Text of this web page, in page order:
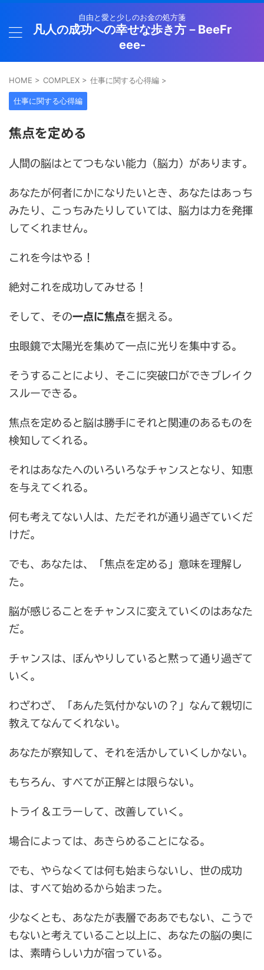
自由と愛と少しのお金の処方箋
凡人の成功への幸せな歩き方－BeeFr
eee-
HOME > COMPLEX > 仕事に関する心得編 >
仕事に関する心得編
焦点を定める
人間の脳はとてつもない能力（脳力）があります。
あなたが何者にかになりたいとき、あなたはあっち
みたり、こっちみたりしていては、脳力は力を発揮
してくれません。
これを今はやる！
絶対これを成功してみせる！
そして、その一点に焦点を据える。
虫眼鏡で太陽光を集めて一点に光りを集中する。
そうすることにより、そこに突破口ができブレイク
スルーできる。
焦点を定めると脳は勝手にそれと関連のあるものを
検知してくれる。
それはあなたへのいろいろなチャンスとなり、知恵
を与えてくれる。
何も考えてない人は、ただそれが通り過ぎていくだ
けだ。
でも、あなたは、「焦点を定める」意味を理解し
た。
脳が感じることをチャンスに変えていくのはあなた
だ。
チャンスは、ぼんやりしていると黙って通り過ぎて
いく。
わざわざ、「あんた気付かないの？」なんて親切に
教えてなんてくれない。
あなたが察知して、それを活かしていくしかない。
もちろん、すべてが正解とは限らない。
トライ＆エラーして、改善していく。
場合によっては、あきらめることになる。
でも、やらなくては何も始まらないし、世の成功
は、すべて始めるから始まった。
少なくとも、あなたが表層でああでもない、こうで
もないと考えていること以上に、あなたの脳の奥に
は、素晴らしい力が宿っている。